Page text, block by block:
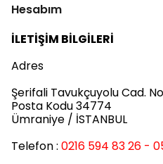
Hesabım
İLETİŞİM BİLGİLERİ
Adres
Şerifali Tavukçuyolu Cad.
Posta Kodu 34774
Ümraniye / İSTANBUL
Telefon : 0216 594 83 26 -